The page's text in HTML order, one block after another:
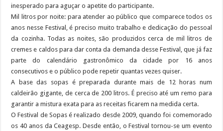
inesperado para aguçar o apetite do participante.
Mil litros por noite: para atender ao público que comparece todos os
anos nesse Festival, é preciso muito trabalho e dedicação do pessoal
da cozinha. Todas as noites, são produzidos cerca de mil litros de
cremes e caldos para dar conta da demanda desse Festival, que já faz
parte do calendário gastronômico da cidade por 16 anos
consecutivos e o público pode repetir quantas vezes quiser.
A base das sopas é preparada durante mais de 12 horas num
caldeirão gigante, de cerca de 200 litros. É preciso até um remo para
garantir a mistura exata para as receitas ficarem na medida certa.
O Festival de Sopas é realizado desde 2009, quando foi comemorado
os 40 anos da Ceagesp. Desde então, o Festival tornou-se um evento